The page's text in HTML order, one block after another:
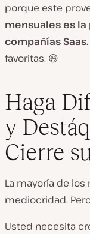
porque este
mensuales es
compañías Saas.
favoritas. 😄
Haga
y
Cierre
La mayoría de
mediocridad.
Usted necesita